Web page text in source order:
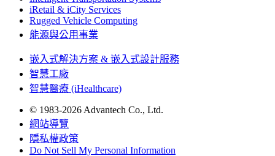
iRetail & iCity Services
Rugged Vehicle Computing
能源與公用事業
嵌入式解決方案 & 嵌入式設計服務
智慧工廠
智慧醫療 (iHealthcare)
© 1983-2026 Advantech Co., Ltd.
網站導覽
隱私權政策
Do Not Sell My Personal Information